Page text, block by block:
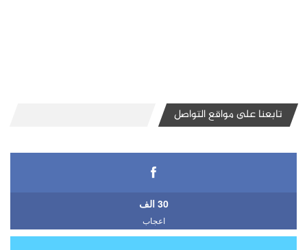
تابعنا على مواقع التواصل
30 الف
اعجاب